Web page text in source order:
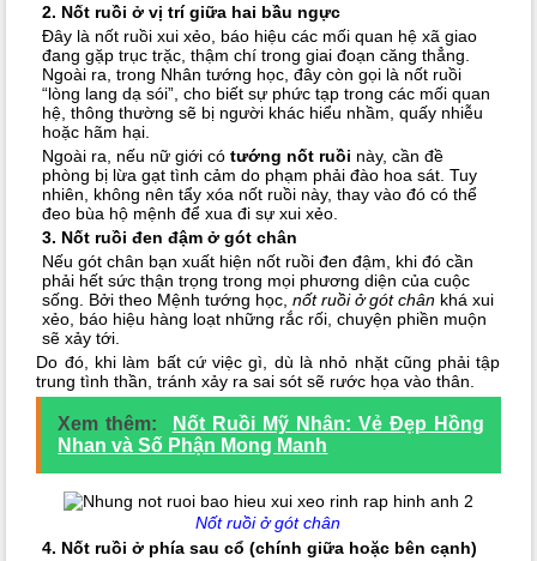
2. Nốt ruồi ở vị trí giữa hai bầu ngực
Đây là nốt ruồi xui xẻo, báo hiệu các mối quan hệ xã giao
đang gặp trục trặc, thậm chí trong giai đoạn căng thẳng.
Ngoài ra, trong Nhân tướng học, đây còn gọi là nốt ruồi
“lòng lang dạ sói”, cho biết sự phức tạp trong các mối quan
hệ, thông thường sẽ bị người khác hiểu nhầm, quấy nhiễu
hoặc hãm hại.
Ngoài ra, nếu nữ giới có tướng nốt ruồi này, cần đề
phòng bị lừa gạt tình cảm do phạm phải đào hoa sát. Tuy
nhiên, không nên tẩy xóa nốt ruồi này, thay vào đó có thể
đeo bùa hộ mệnh để xua đi sự xui xẻo.
3. Nốt ruồi đen đậm ở gót chân
Nếu gót chân bạn xuất hiện nốt ruồi đen đậm, khi đó cần
phải hết sức thận trọng trong mọi phương diện của cuộc
sống. Bởi theo Mệnh tướng học, nốt ruồi ở gót chânkhá xui
xẻo, báo hiệu hàng loạt những rắc rối, chuyện phiền muộn
sẽ xảy tới.
Do đó, khi làm bất cứ việc gì, dù là nhỏ nhặt cũng phải tập
trung tình thần, tránh xảy ra sai sót sẽ rước họa vào thân.
Xem thêm:
Nốt Ruồi Mỹ Nhân: Vẻ Đẹp Hồng
Nhan và Số Phận Mong Manh
Nốt ruồi ở gót chân
4. Nốt ruồi ở phía sau cổ (chính giữa hoặc bên cạnh)